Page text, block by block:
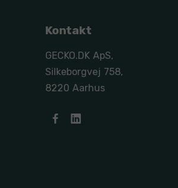
Kontakt
GECKO.DK ApS,
Silkeborgvej 758,
8220 Aarhus